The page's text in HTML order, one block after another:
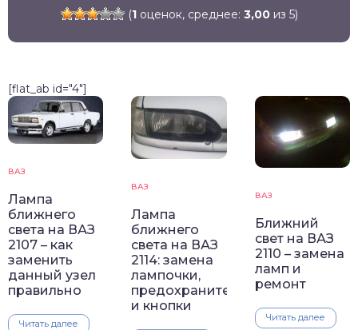
(1оценок, среднее: 3,00из 5)
[flat_ab id="4"]
ВАЗ
Лампа
ближнего
света на ВАЗ
2107 – как
заменить
данный узел
правильно
Читать далее
ВАЗ
Лампа
ближнего
света на ВАЗ
2114: замена
лампочки,
предохранителей
и кнопки
ВАЗ
Ближний
свет на ВАЗ
2110 – замена
ламп и
ремонт
Читать далее